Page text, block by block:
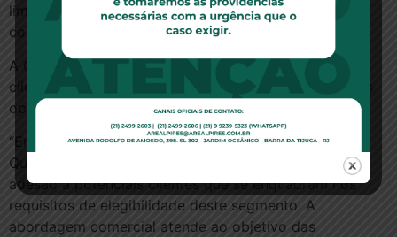
liminar e vai apurar os fatos, mas, por enquanto, não
comentaria o assunto.
A Qualicorp diz que enviou o material não só para
clientes da Unimed Paulistana, mas também de outras
operadoras com as quais atua.
“Em seu papel de administradora de benefícios, a
Qualicorp oferece planos de saúde coletivos por
adesão a potenciais clientes que se enquadram nos
requisitos de elegibilidade deste segmento. A
abordagem comercial atende ao objetivo das